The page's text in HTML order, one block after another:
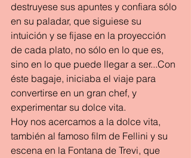
destruyese sus apuntes y confiara sólo
en su paladar, que siguiese su
intuición y se fijase en la proyección
de cada plato, no sólo en lo que es,
sino en lo que puede llegar a ser...Con
éste bagaje, iniciaba el viaje para
convertirse en un gran chef, y
experimentar su dolce vita.
Hoy nos acercamos a la dolce vita,
también al famoso film de Fellini y su
escena en la Fontana de Trevi, que